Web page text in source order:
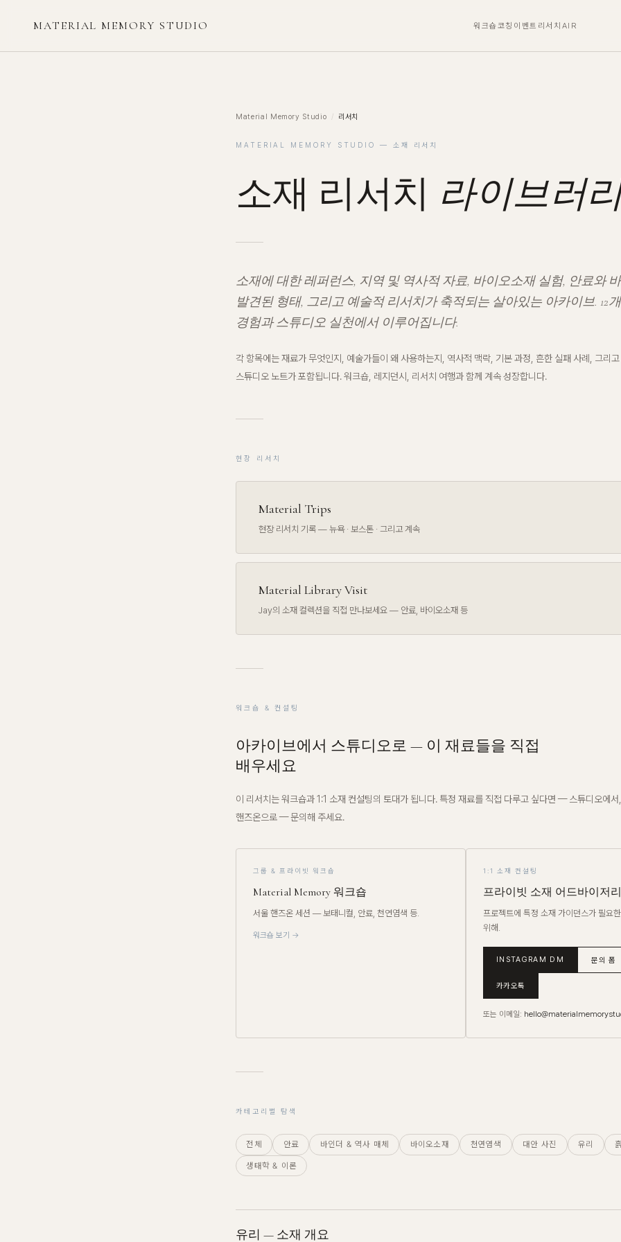
MATERIAL MEMORY STUDIO 워크숍코칭 이벤트 리서치 AIR
Material Memory Studio / 리서치
MATERIAL MEMORY STUDIO — 소재 리서치
소재 리서치 라이브러
소재에 대한 레퍼런스, 지역 및 역사적 자료, 바이오소재 실험, 안료와
발견된 형태, 그리고 예술적 리서치가 축적되는 살아있는 아카이브. 12
경험과 스튜디오 실천에서 이루어집니다.
각 항목에는 재료가 무엇인지, 예술가들이 왜 사용하는지, 역사적 맥락, 기본 과정, 흔한 실패 사례, 그리
스튜디오 노트가 포함됩니다. 워크숍, 레지던시, 리서치 여행과 함께 계속 성장합니다.
현장 리서치
Material Trips
현장 리서치 기록 — 뉴욕 · 보스톤 · 그리고 계속
Material Library Visit
Jay의 소재 컬렉션을 직접 만나보세요 — 안료, 바이오소재 등
워크숍 & 컨설팅
아카이브에서 스튜디오로 — 이 재료들을 직접
배우세요
이 리서치는 워크숍과 1:1 소재 컨설팅의 토대가 됩니다. 특정 재료를 직접 다루고 싶다면 — 스튜디오에서,
핸즈온으로 — 문의해 주세요.
그룹 & 프라이빗 워크숍
Material Memory 워크숍
서울 핸즈온 세션 — 보태니컬, 안료, 천연염색 등.
워크숍 보기 →
1:1 소재 컨설팅
프라이빗 소재 어드바이저리
프로젝트에 특정 소재 가이던스가 필요
위해.
INSTAGRAM DM 문의 폼
카카오톡
또는 이메일:
카테고리별 탐색
전체 안료 바인더 & 역사 매체 바이오소재 천연염색 대안 사진 유리
생태학 & 이론
유리 — 소재 개요